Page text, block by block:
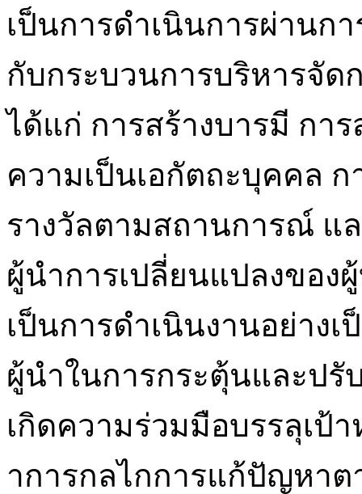
เป็นการดำเนินการผ่านก
กับกระบวนการบริหารจัด
ได้แก่ การสร้างบารมี กา
ความเป็นเอกัตถะบุคคล
รางวัลตามสถานการณ์ แ
ผู้นำการเปลี่ยนแปลงของ
เป็นการดำเนินงานอย่าง
ผู้นำในการกระตุ้นและป
เกิดความร่วมมือบรรลุเป้
าการกลไกการแก้ปัญหาต